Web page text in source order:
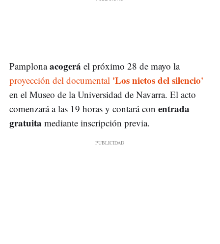
Pamplonaacogerá el próximo 28 de mayo la
proyección del documental 'Los nietos del silencio'
en el Museo de la Universidad de Navarra. El acto
comenzará a las 19 horas y contará con entrada
gratuita mediante inscripción previa.